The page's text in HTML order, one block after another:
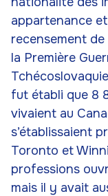
appartenance
recensement
la Première
fut établi que 8
vivaient au
s’établissaient
Toronto et
professions
mais il y avait